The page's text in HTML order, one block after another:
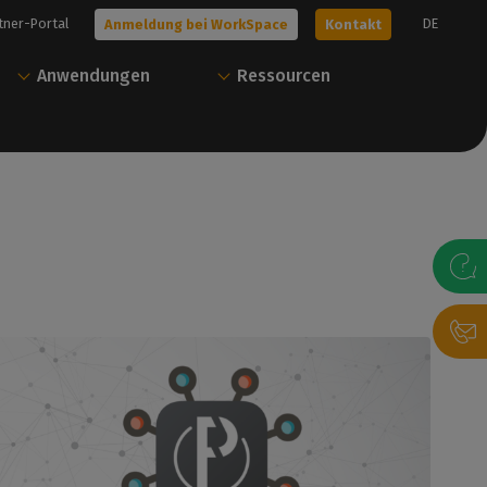
Anwendungen Ressourcen
Anmeldung bei WorkSpace
Portal Anmeldung bei WorkSpace Kontakt DE